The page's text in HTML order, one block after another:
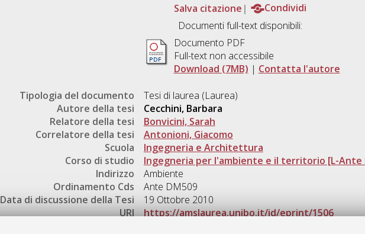
Salva citazione
Condividi
Documenti full-text disponibili:
Documento PDF
Full-text non accessibile
Download (7MB) | Contatta l'autore
Tipologia del documento
Tesi di laurea (Laurea)
Autore della tesi
Cecchini, Barbara
Relatore della tesi
Bonvicini, Sarah
Correlatore della tesi
Antonioni, Giacomo
Scuola
Ingegneria e Architettura
Corso di studio
Ingegneria per l'ambiente e il territorio [L-Ante
Indirizzo
Ambiente
Ordinamento Cds
Ante DM509
Data di discussione della Tesi
19 Ottobre 2010
URI
https://amslaurea.unibo.it/id/eprint/1506